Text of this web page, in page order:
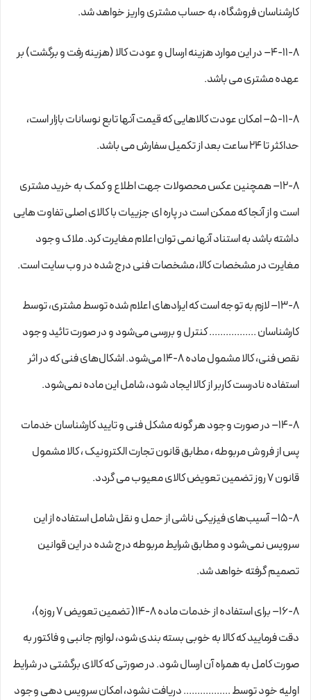
کارشناسان فروشگاه، به حساب مشتری واریز خواهد شد.
۴-۱۱-۸– در این موارد هزینه ارسال و عودت کالا (هزینه رفت و برگشت) بر
عهده مشتری می باشد.
۵-۱۱-۸– امکان عودت کالاهایی که قیمت آنها تابع نوسانات بازار است،
حداکثر تا ۲۴ ساعت بعد از تکمیل سفارش می باشد.
۱۲-۸– همچنین عکس محصولات جهت اطلاع و کمک به خرید مشتری
است و از آنجا که ممکن است در پاره ای جزییات با کالای اصلی تفاوت هایی
داشته باشد به استناد آنها نمی توان اعلام مغایرت کرد. ملاک وجود
مغایرت در مشخصات کالا، مشخصات فنی درج شده در وب سایت است.
۱۳-۸– لازم به توجه است که ایرادهای اعلام شده توسط مشتری، توسط
کارشناسان ................. کنترل و بررسی می‏‌شود و در صورت تائید وجود
نقص فنی، کالا مشمول ماده ۸-۱۴ می‏‌شود. اشکال‏‌های فنی که در اثر
استفاده نادرست کاربر از کالا ایجاد شود، شامل این ماده نمی‌‏شود.
۱۴-۸– در صورت وجود هر گونه مشکل فنی و تایید کارشناسان خدمات
پس از فروش مربوطه ، مطابق قانون تجارت الکترونیک ، کالا مشمول
قانون ۷ روز تضمین تعویض کالای معیوب می گردد.
۱۵-۸– آسیب‏‌های فیزیکی ناشی از حمل و نقل شامل استفاده از این
سرویس نمی‏‌شود و مطابق شرایط مربوطه درج شده در این قوانین
تصمیم گرفته خواهد شد.
۱۶-۸– برای استفاده از خدمات ماده ۸-۱۴( تضمین تعویض ۷ روزه)،
دقت فرمایید که کالا به ‏خوبی بسته ‌بندی شود، لوازم جانبی و فاکتور به
صورت کامل به همراه آن ارسال شود. در صورتی که کالای برگشتی در شرایط
اولیه خود توسط ................. دریافت نشود، امکان سرویس دهی وجود